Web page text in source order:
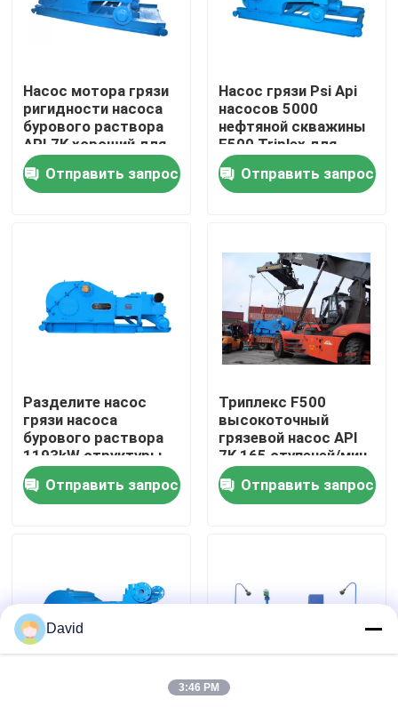
Главная страница
О Компании
контроль качества
контактные данные
Все случаи
Насос бурового раствора
Вкладыш насоса грязи
Насос мотора грязи
ригидности насоса
бурового раствора
API 7K хороший для
буровых установок
Отправить запрос
Насос грязи Psi Api
насосов 5000
нефтяной скважины
F500 Triplex для
сверлить нефтяной
скважины
Отправить запрос
Разделите насос
грязи насоса
бурового раствора
1193kW структуры
F1600FTL
гидравлический
Отправить запрос
Триплекс F500
высокоточный
грязевой насос API
7K 165 ступеней/мин
для глубокого
бурения
Отправить запрос
David
3:46 PM